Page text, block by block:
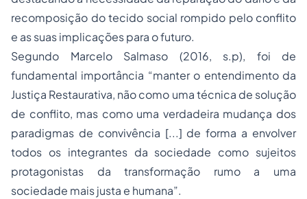
recomposição do tecido social rompido pelo conflito
e as suas implicações para o futuro.
Segundo Marcelo Salmaso (2016, s.p), foi de
fundamental importância “manter o entendimento da
Justiça Restaurativa, não como uma técnica de solução
de conflito, mas como uma verdadeira mudança dos
paradigmas de convivência [...] de forma a envolver
todos os integrantes da sociedade como sujeitos
protagonistas da transformação rumo a uma
sociedade mais justa e humana”.